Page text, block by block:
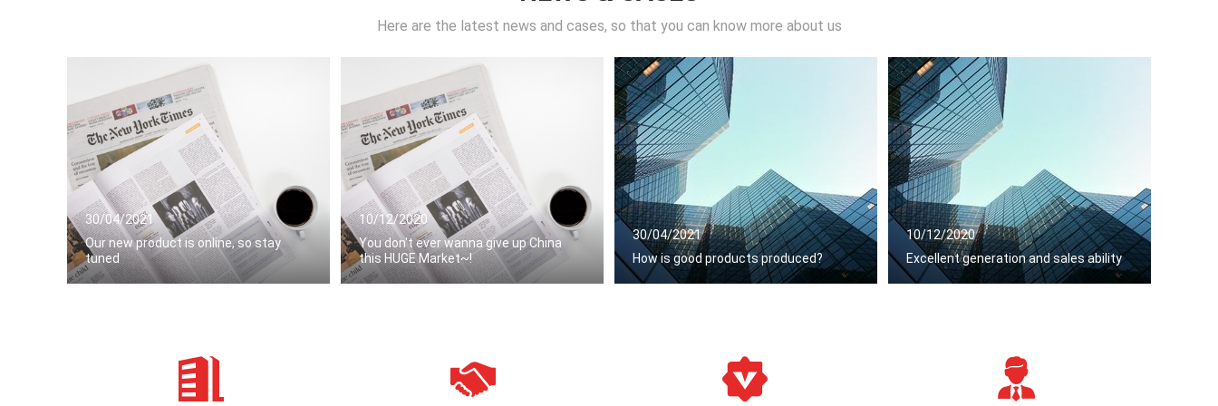
Here are the latest news and cases, so that you can know more about us
30/04/2021
Our new product is online, so stay
tuned
10/12/2020
You don't ever wanna give up China
this HUGE Market~!
30/04/2021
How is good products produced?
10/12/2020
Excellent generation and sales ability